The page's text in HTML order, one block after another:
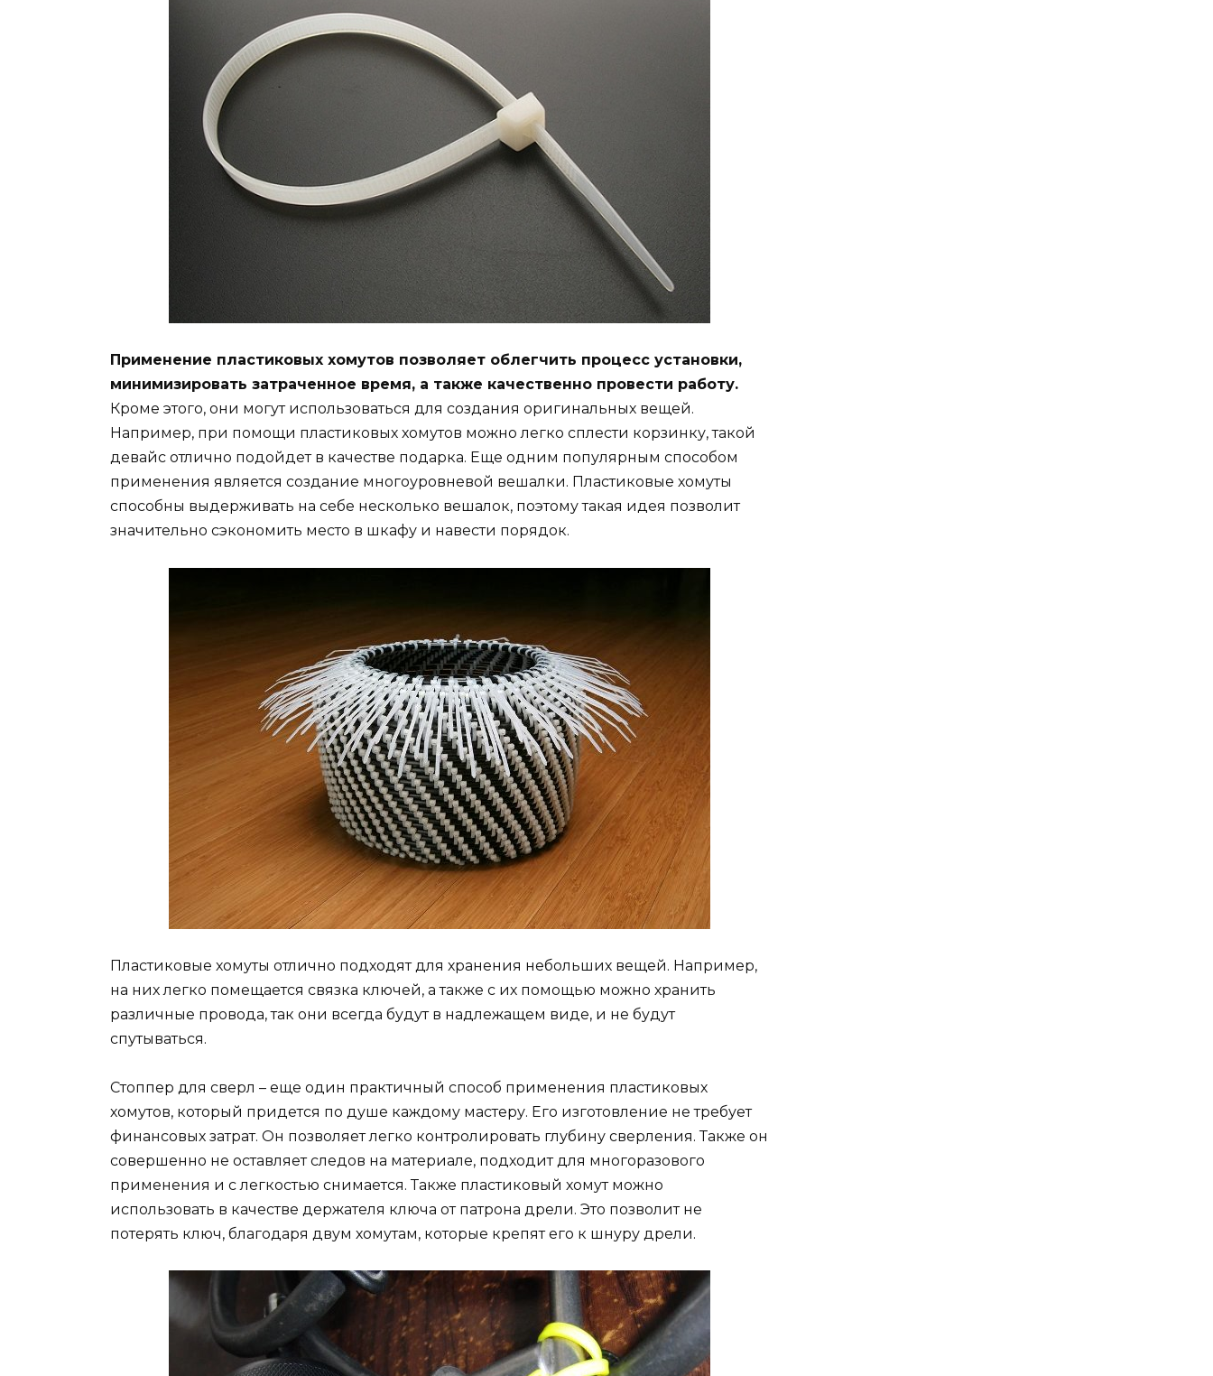
Применение пластиковых хомутов позволяет облегчить процесс установки,
минимизировать затраченное время, а также качественно провести работу.
Кроме этого, они могут использоваться для создания оригинальных вещей.
Например, при помощи пластиковых хомутов можно легко сплести корзинку, такой
девайс отлично подойдет в качестве подарка. Еще одним популярным способом
применения является создание многоуровневой вешалки. Пластиковые хомуты
способны выдерживать на себе несколько вешалок, поэтому такая идея позволит
значительно сэкономить место в шкафу и навести порядок.
Пластиковые хомуты отлично подходят для хранения небольших вещей. Например,
на них легко помещается связка ключей, а также с их помощью можно хранить
различные провода, так они всегда будут в надлежащем виде, и не будут
спутываться.
Стоппер для сверл – еще один практичный способ применения пластиковых
хомутов, который придется по душе каждому мастеру. Его изготовление не требует
финансовых затрат. Он позволяет легко контролировать глубину сверления. Также он
совершенно не оставляет следов на материале, подходит для многоразового
применения и с легкостью снимается. Также пластиковый хомут можно
использовать в качестве держателя ключа от патрона дрели. Это позволит не
потерять ключ, благодаря двум хомутам, которые крепят его к шнуру дрели.